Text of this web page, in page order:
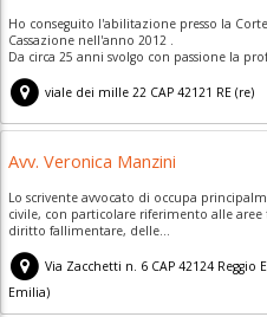
Ho conseguito l'abilitazione presso la
Cassazione nell'anno 2012 .
Da circa 25 anni svolgo con passione la
viale dei mille 22CAP 42121 RE(re)
Avv. Veronica Manzini
Lo scrivente avvocato di occupa
civile, con particolare riferimento alle
diritto fallimentare, delle...
Via Zacchetti n. 6CAP 42124 Reggio
Emilia)